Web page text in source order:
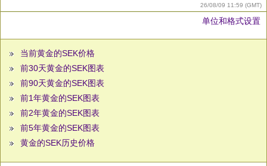
26/08/09 11:59 (GMT)
单位和格式设置
当前黄金的SEK价格
前30天黄金的SEK图表
前90天黄金的SEK图表
前1年黄金的SEK图表
前2年黄金的SEK图表
前5年黄金的SEK图表
黄金的SEK历史价格